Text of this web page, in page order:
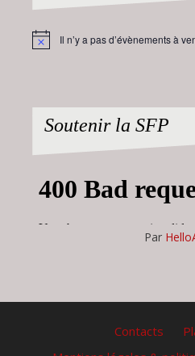
Notice Il n’y a pas d’évènements à
Soutenir la SFP
Par
Contacts